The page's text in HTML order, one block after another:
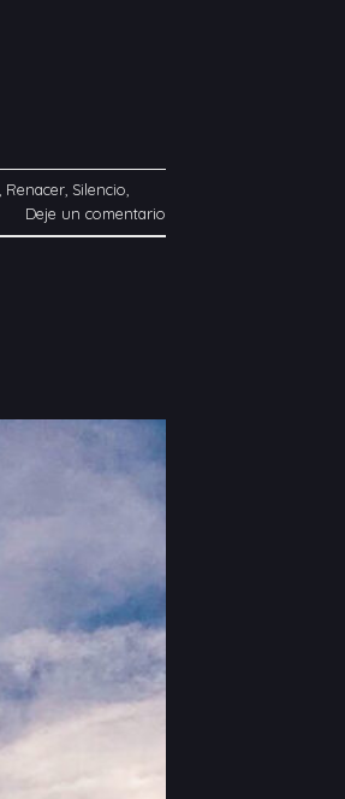
Renacer, Silencio
Deje un comentario